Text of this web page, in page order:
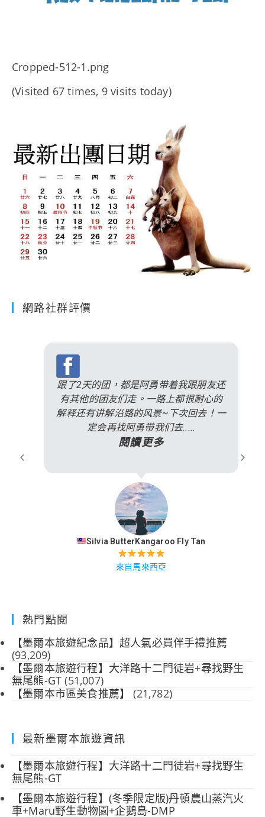
Cropped-512-1.png
(Visited 67 times, 9 visits today)
網路社群評價
跟了2天的团，都是阿勇带着我跟朋友还
有其他的团友们走。一路上都很耐心的
解释还有讲解沿路的风景~下次回去！一
定会再找阿勇带我们去.....
閱讀更多
Silvia ButterKangaroo Fly Tan
來自馬來西亞
熱門點閱
【墨爾本旅遊紀念品】超人氣必買伴手禮推薦
(93,209)
【墨爾本旅遊行程】大洋路十二門徒岩+尋找野生
無尾熊-GT (51,007)
【墨爾本市區美食推薦】
(21,782)
最新墨爾本旅遊資訊
【墨爾本旅遊行程】大洋路十二門徒岩+尋找野生
無尾熊-GT
【墨爾本旅遊行程】(冬季限定版)丹頓農山蒸汽火
車+Maru野生動物園+企鵝島-DMP